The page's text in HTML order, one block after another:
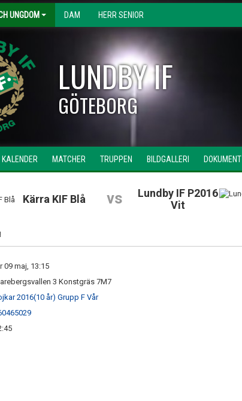
UNGDOM DAM HERR SENIOR
LUNDBY IF
GÖTEBORG
KALENDER MATCHER TRUPPEN BILDGALLERI DOKUMENT
Kärra KIF Blå vs
Lundby IF P2016
Vit
09 maj, 13:15
3 Konstgräs 7M7
2016(10 år) Grupp F Vår